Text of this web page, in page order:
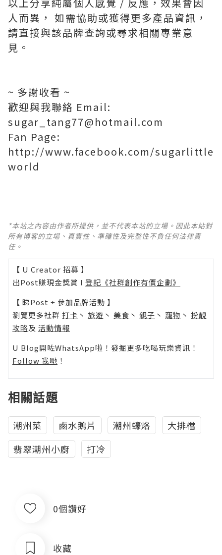
人而異， 如需協助或獲得更多產品資訊，
請直接與該品牌查詢或尋求相關專業意
見。
~ 多謝收看 ~
歡迎與我聯絡 Email:
sugar_tang77@hotmail.com
Fan Page:
http://www.facebook.com/sugarlittle
world
*本站之內容由作者所提供，並不代表本站的立場。因此本站對
所有博客的立場、真實性、準確性及完整性不負任何法律責
任。
【 U Creator 招募 】
出Post賺現金獎賞 l 登記《社群創作有價企劃》
【 睇Post + 參加品牌活動 】
瀏覽更多社群 打卡 丶 旅遊 丶 美食 丶 親子 丶 寵物 丶 扮靚
攻略及 活動情報
U Blog開咗WhatsApp啦！發掘更多吃喝玩樂資訊！
Follow 我哋 ！
相關話題
潮州菜 鹵水鵝片 潮州蠔烙
大排檔
翡翠潮州小廚
打冷
0個讚好
收藏